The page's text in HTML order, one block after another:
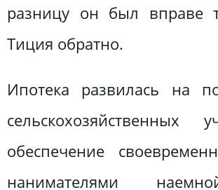
разницу он был вправе
Тиция обратно.
Ипотека развилась на
сельскохозяйственных
обеспечение
нанимателями